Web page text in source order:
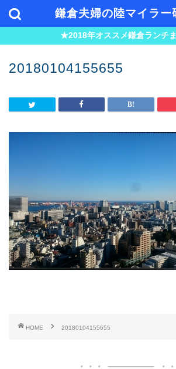
鎌倉夫婦の陸マイラー
★2018年オススメ鎌倉ランチ
20180104155655
HOME 20180104155655